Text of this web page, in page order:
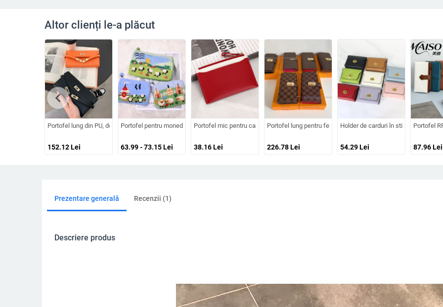
Altor clienți le-a plăcut
Portofel lung din PU, deschidere tip capac, clips pentru bancnote, buzunare pentru ID și carduri, formă orizontal-pătrată, stil urban minimalist
152.12Lei
Portofel pentru monede din filț de lână, cu motiv miel, în formă de yurta, stil urban minimalist, unisex
63.99 - 73.15Lei
Portofel mic pentru carduri din piele PU, stil urban simplu, culoare solidă, fără
38.16Lei
Portofel lung pentru femei din piele naturală, capacitate mare
226.78Lei
Holder de carduri în stil coreean,
54.29Lei
Portofel
87.96Lei
chevron_left
Prezentare generală Recenzii (1)
Descriere produs